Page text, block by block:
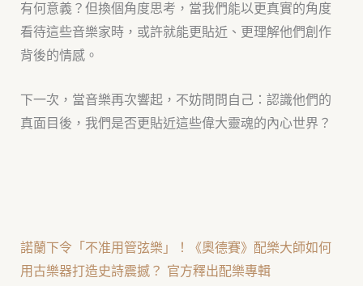
有何意義？但換個角度思考，當我們能以更真實的角度
看待這些音樂家時，或許就能更貼近、更理解他們創作
背後的情感。
下一次，當音樂再次響起，不妨問問自己：認識他們的
真面目後，我們是否更貼近這些偉大靈魂的內心世界？
諾蘭下令「不准用管弦樂」！《奧德賽》配樂大師如何
用古樂器打造史詩震撼？ 官方釋出配樂專輯